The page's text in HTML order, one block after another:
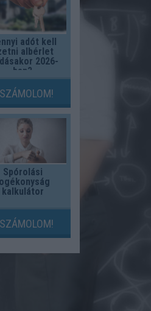
adót kell
albérlet
2026-
ban?
Spórolási
kalkulátor